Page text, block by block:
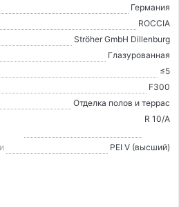
Германия
ROCCIA
Ströher GmbH Dillenburg
Глазурованная
≤5
F300
Отделка полов и террас
R 10/A
PEI V (высший)